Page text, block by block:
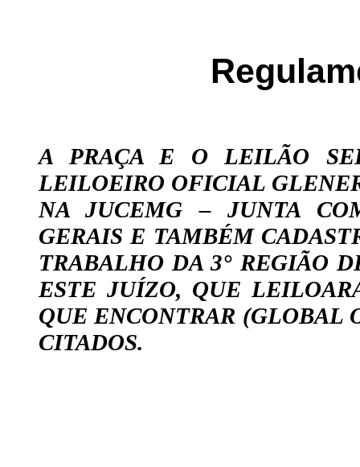
A PRAÇA E O LEILÃO
LEILOEIRO OFICIAL
NA JUCEMG – JUNTA
GERAIS E TAMBÉM
TRABALHO DA 3° REGIÃO
ESTE JUÍZO, QUE
QUE ENCONTRAR (GLOBAL
CITADOS.